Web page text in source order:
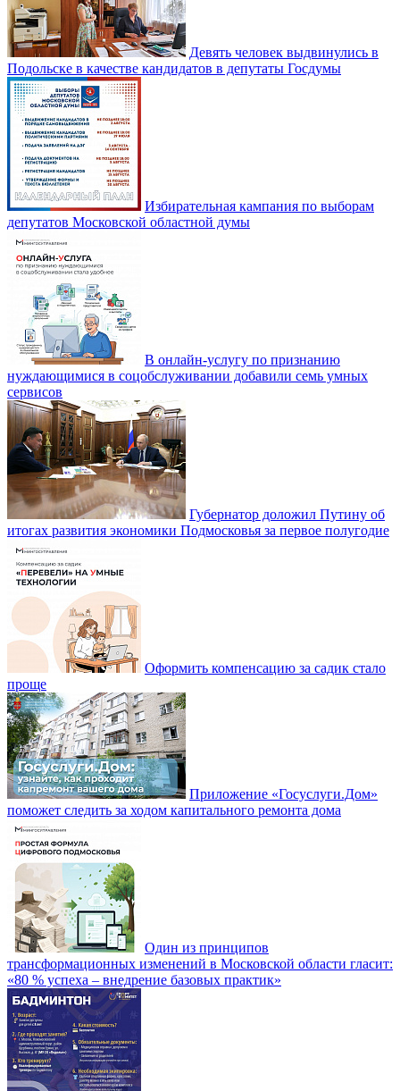
Девять человек выдвинулись в
Подольске в качестве кандидатов в депутаты Госдумы
Избирательная кампания по выборам
депутатов Московской областной думы
В онлайн-услугу по признанию
нуждающимися в соцобслуживании добавили семь умных
сервисов
Губернатор доложил Путину об
итогах развития экономики Подмосковья за первое полугодие
Оформить компенсацию за садик стало
проще
Приложение «Госуслуги.Дом»
поможет следить за ходом капитального ремонта дома
Один из принципов
трансформационных изменений в Московской области гласит:
«80 % успеха – внедрение базовых практик»